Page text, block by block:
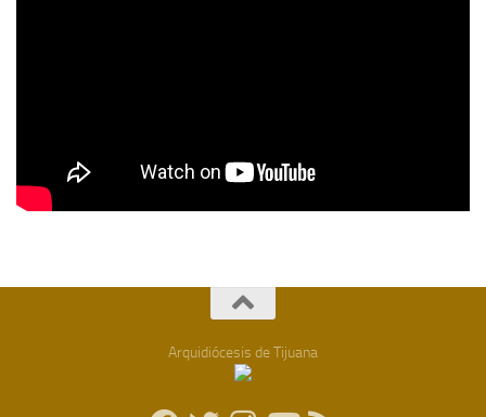
Arquidiócesis de Tijuana